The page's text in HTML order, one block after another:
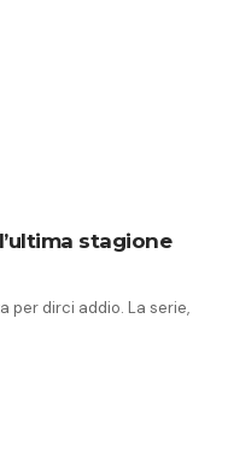
stagione
per dirci addio. La serie,